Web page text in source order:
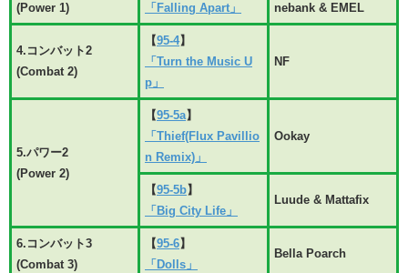
(Power 1)
「Falling Apart」
nebank & EMEL
4.コンバット2
(Combat 2)
【95-4】
「Turn the Music U
p」
NF
5.パワー2
(Power 2)
【95-5a】
「Thief(Flux Pavillio
n Remix)」
Ookay
【95-5b】
「Big City Life」
Luude & Mattafix
6.コンバット3
(Combat 3)
【95-6】
「Dolls」
Bella Poarch